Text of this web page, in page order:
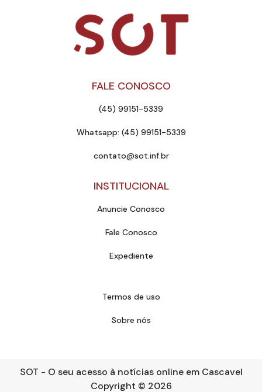
FALE CONOSCO
(45) 99151-5339
Whatsapp: (45) 99151-5339
contato@sot.inf.br
INSTITUCIONAL
Anuncie Conosco
Fale Conosco
Expediente
Termos de uso
Sobre nós
SOT - O seu acesso à notícias online em Cascavel
Copyright © 2026